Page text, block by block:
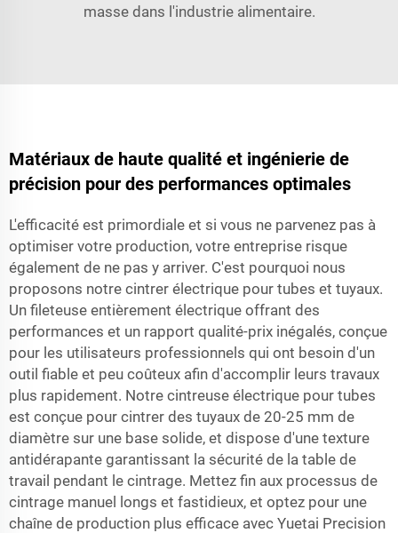
masse dans l'industrie alimentaire.
Matériaux de haute qualité et ingénierie de
précision pour des performances optimales
L'efficacité est primordiale et si vous ne parvenez pas à
optimiser votre production, votre entreprise risque
également de ne pas y arriver. C'est pourquoi nous
proposons notre cintrer électrique pour tubes et tuyaux.
Un fileteuse entièrement électrique offrant des
performances et un rapport qualité-prix inégalés, conçue
pour les utilisateurs professionnels qui ont besoin d'un
outil fiable et peu coûteux afin d'accomplir leurs travaux
plus rapidement. Notre cintreuse électrique pour tubes
est conçue pour cintrer des tuyaux de 20-25 mm de
diamètre sur une base solide, et dispose d'une texture
antidérapante garantissant la sécurité de la table de
travail pendant le cintrage. Mettez fin aux processus de
cintrage manuel longs et fastidieux, et optez pour une
chaîne de production plus efficace avec Yuetai Precision